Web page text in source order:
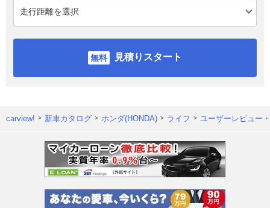
見積りスタート
carview! 新車カタログ ホンダ(HONDA) ライフ ユーザーレビュー